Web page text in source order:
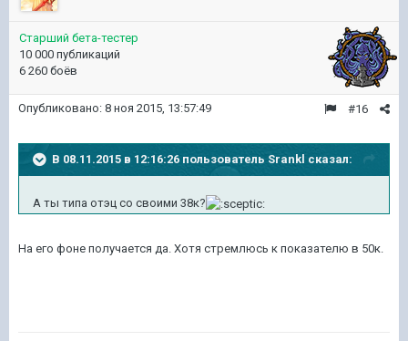
Старший бета-тестер
10 000 публикаций
6 260 боёв
#16
Опубликовано: 8 ноя 2015, 13:57:49
В 08.11.2015 в 12:16:26 пользователь Srankl сказал:
А ты типа отэц со своими 38к?
На его фоне получается да. Хотя стремлюсь к показателю в 50к.